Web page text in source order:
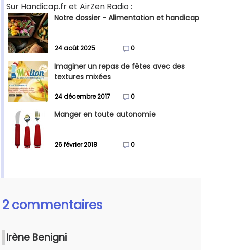
Sur Handicap.fr et AirZen Radio :
Notre dossier - Alimentation et handicap
24 août 2025 0
Imaginer un repas de fêtes avec des
textures mixées
24 décembre 2017 0
Manger en toute autonomie
26 février 2018 0
2 commentaires
Irène Benigni